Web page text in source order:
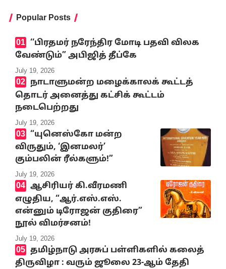
Popular Posts
‘‘பிரதமர் நரேந்திர மோடி பதவி விலக
வேண்டும்” அபிஜித் தீப்கே
July 19, 2026
நாடாளுமன்ற மழைக்காலக் கூட்டத்
தொடர் அனைத்து கட்சிக் கூட்டம்
நடைபெற்றது
July 19, 2026
“யுனெஸ்கோ மன்ற
விருதும், ‘இனமலர்’
கும்பலின் ரீல்களும்!”
July 19, 2026
ஆசிரியர் கி.வீரமணி
எழுதிய, “ஆர்.எஸ்.எஸ்.
என்னும் டிரோஜன் குதிரை”
நூல் விமர்சனம்!
July 19, 2026
தமிழ்நாடு அரசுப் பள்ளிகளில் கலைத்
திருவிழா : வரும் ஜூலை 23-ஆம் தேதி